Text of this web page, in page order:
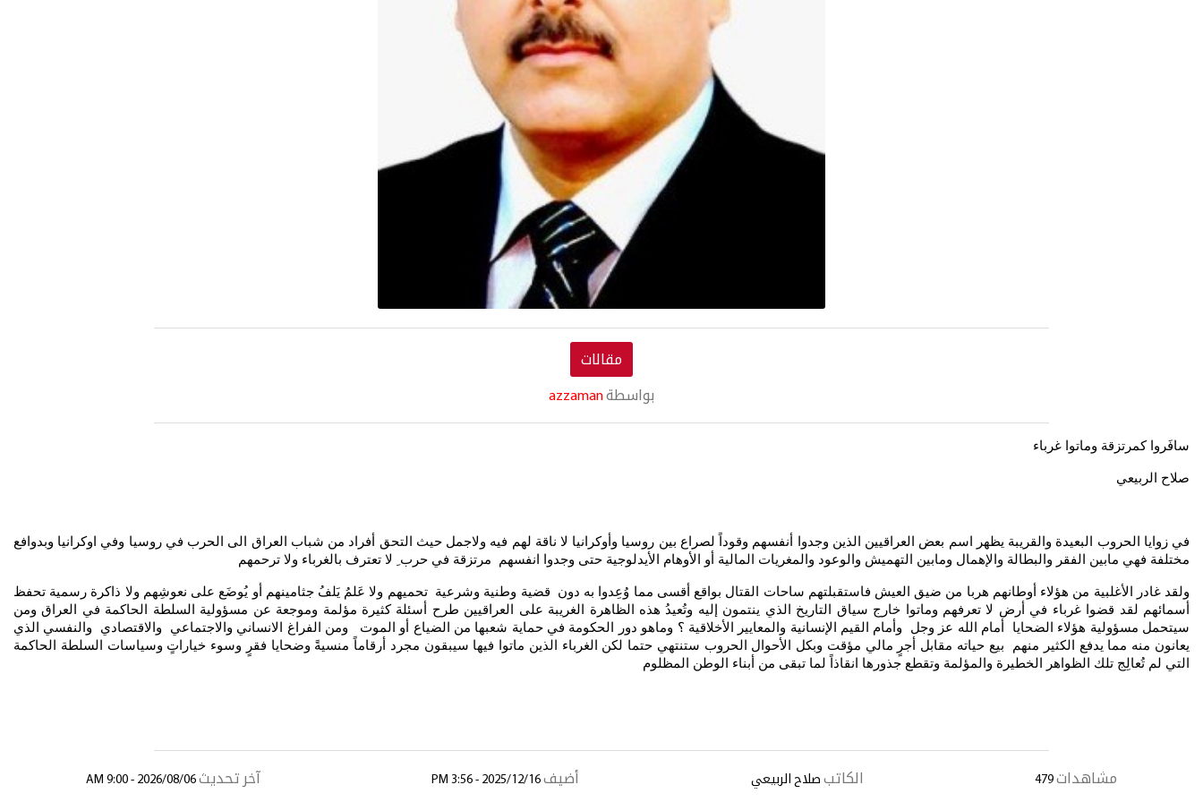
مقالات
بواسطةazzaman
سافَروا كمرتزقة وماتوا غرباء
صلاح الربيعي
في زوايا الحروب البعيدة والقريبة يظهر اسم بعض العراقيين الذين وجدوا أنفسهم وقوداً لصراع بين روسيا وأوكرانيا لا ناقة لهم فيه ولاجمل حيث التحق أفراد من شباب العراق الى الحرب في روسيا وفي اوكرانيا وبدوافع
مختلفة فهي مابين الفقر والبطالة والإهمال ومابين التهميش والوعود والمغريات المالية أو الأوهام الأيدلوجية حتى وجدوا انفسهم مرتزقة في حرب ِ لا تعترف بالغرباء ولا ترحمهم
ولقد غادر الأغلبية من هؤلاء أوطانهم هربا من ضيق العيش فاستقبلتهم ساحات القتال بواقع أقسى مما وُعِدوا به دون قضية وطنية وشرعية تحميهم ولا عَلمُ يَلفُ جثامينهم أو يُوضَع على نعوشِهم ولا ذاكرة رسمية تحفظ
أسمائهم لقد قضوا غرباء في أرض لا تعرفهم وماتوا خارج سياق التاريخ الذي ينتمون إليه وتُعيدُ هذه الظاهرة الغريبة على العراقيين طرح أسئلة كثيرة مؤلمة وموجعة عن مسؤولية السلطة الحاكمة في العراق ومن
سيتحمل مسؤولية هؤلاء الضحايا أمام الله عز وجل وأمام القيم الإنسانية والمعايير الأخلاقية ؟ وماهو دور الحكومة في حماية شعبها من الضياع أو الموت ومن الفراغ الانساني والاجتماعي والاقتصادي والنفسي الذي
يعانون منه مما يدفع الكثير منهم بيع حياته مقابل أجرٍ مالي مؤقت وبكل الأحوال الحروب ستنتهي حتما لكن الغرباء الذين ماتوا فيها سيبقون مجرد أرقاماً منسيةً وضحايا فقرٍ وسوء خياراتٍ وسياسات السلطة الحاكمة
التي لم تُعالِج تلك الظواهر الخطيرة والمؤلمة وتقطع جذورها انقاذاً لما تبقى من أبناء الوطن المظلوم
مشاهدات 479 الكاتب صلاح الربيعي أضيف 2025/12/16 - 3:56 PM آخر تحديث 2026/08/06 - 9:00 AM